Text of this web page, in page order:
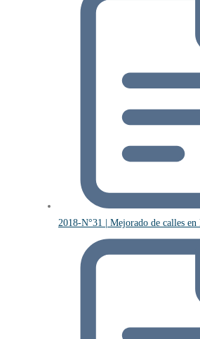
2018-N°31 | Mejorado de calles